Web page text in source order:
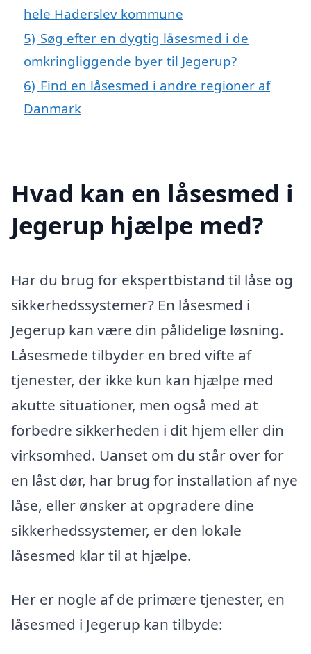
hele Haderslev kommune
5) Søg efter en dygtig låsesmed i de
omkringliggende byer til Jegerup?
6) Find en låsesmed i andre regioner af
Danmark
Hvad kan en låsesmed i
Jegerup hjælpe med?
Har du brug for ekspertbistand til låse og
sikkerhedssystemer? En låsesmed i
Jegerup kan være din pålidelige løsning.
Låsesmede tilbyder en bred vifte af
tjenester, der ikke kun kan hjælpe med
akutte situationer, men også med at
forbedre sikkerheden i dit hjem eller din
virksomhed. Uanset om du står over for
en låst dør, har brug for installation af nye
låse, eller ønsker at opgradere dine
sikkerhedssystemer, er den lokale
låsesmed klar til at hjælpe.
Her er nogle af de primære tjenester, en
låsesmed i Jegerup kan tilbyde: